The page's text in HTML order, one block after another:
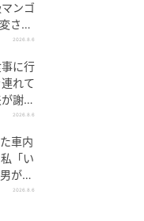
ンゴ
させ
2026.8.6
に行
れて
謝罪
2026.8.6
車内
「い
が血
2026.8.6